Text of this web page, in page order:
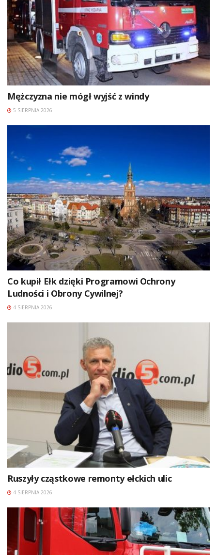
Mężczyzna nie mógł wyjść z windy
5 SIERPNIA 2026
Co kupił Ełk dzięki Programowi Ochrony
Ludności i Obrony Cywilnej?
4 SIERPNIA 2026
Ruszyły cząstkowe remonty ełckich ulic
4 SIERPNIA 2026